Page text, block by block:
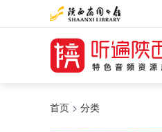
首页 > 分类